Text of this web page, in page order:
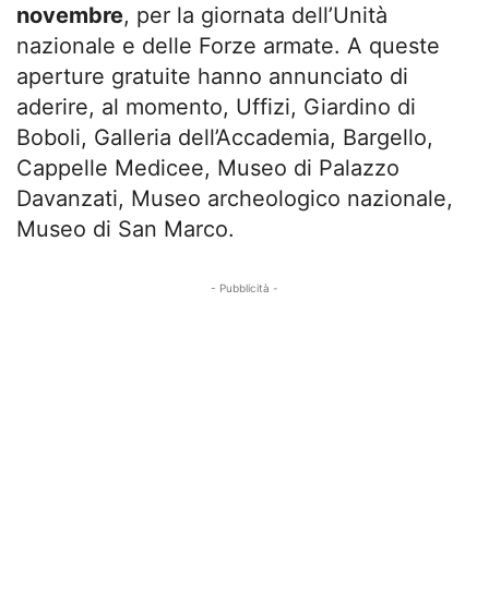
novembre, per la giornata dell’Unità
nazionale e delle Forze armate. A queste
aperture gratuite hanno annunciato di
aderire, al momento, Uffizi, Giardino di
Boboli, Galleria dell’Accademia, Bargello,
Cappelle Medicee, Museo di Palazzo
Davanzati, Museo archeologico nazionale,
Museo di San Marco.
- Pubblicità -